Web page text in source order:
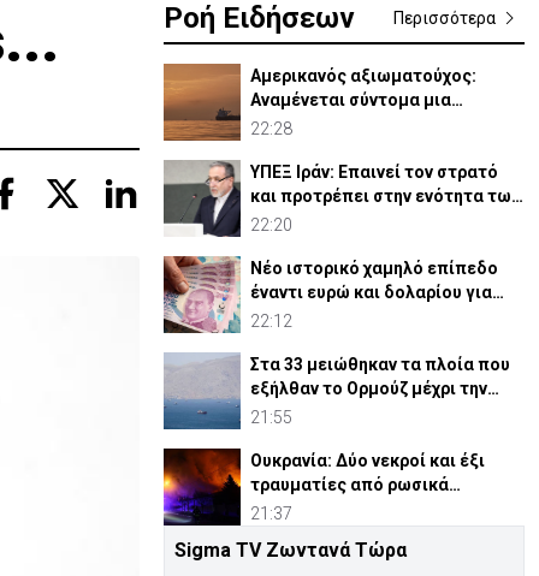
Ροή Ειδήσεων Περισσότερα
Αμερικανός αξιωματούχος:
Αναμένεται σύντομα μια
συμφωνία για Ορμούζ
22:28
ΥΠΕΞ Ιράν: Επαινεί τον στρατό
και προτρέπει στην ενότητα των
μουσουλμάνων
22:20
Νέο ιστορικό χαμηλό επίπεδο
έναντι ευρώ και δολαρίου για
τουρκική λίρα
22:12
Στα 33 μειώθηκαν τα πλοία που
εξήλθαν το Ορμούζ μέχρι την
Πέμπτη
21:55
Ουκρανία: Δύο νεκροί και έξι
τραυματίες από ρωσικά
πλήγματα
21:37
ΗΠΑ: Η Γερουσία ενέκρινε νέες
Sigma TV Ζωντανά Τώρα